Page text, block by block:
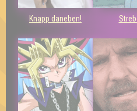
Knapp daneben!